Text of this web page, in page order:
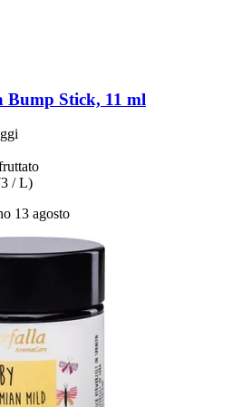
Bump Stick, 11 ml
/ L)
13 agosto